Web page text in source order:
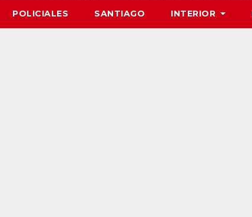
POLICIALES SANTIAGO INTERIOR